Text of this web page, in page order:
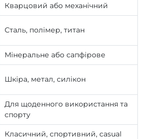
Кварцовий або механічний
Сталь, полімер, титан
Мінеральне або сапфірове
Шкіра, метал, силікон
Для щоденного використання та
спорту
Класичний, спортивний, casual